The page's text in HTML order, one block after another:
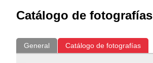
Catálogo de fotografías
General Catálogo de fotografías